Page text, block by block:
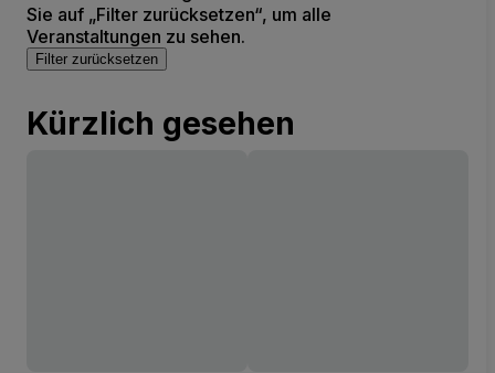
Sie auf „Filter zurücksetzen“, um alle
Veranstaltungen zu sehen.
Filter zurücksetzen
Kürzlich gesehen